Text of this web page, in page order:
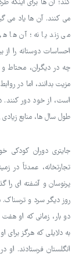
کند؛ آن ها برای اینکه
می کنند. آن ها یاد می
می زند یا نه؛ آن ها
احساسات دوستانه را
چه در دیگران، محتاط
مزیت بدانند، اما در
است، از خود دور کنند.
طول سال ها، منابع
جایتری دوران کودکی
تجارتخانه، عمدتاً در
پرنوسان و آشفته ای را
روز دیگر سرد و ترسناک.
دو بار، زمانی که او
به دلایلی که هرگز برای
انگلستان فرستادند. او